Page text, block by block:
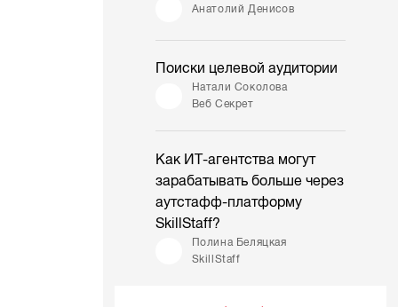
Анатолий Денисов
Поиски целевой аудитории
Натали Соколова
Веб Секрет
Как ИТ-агентства могут
зарабатывать больше через
аутстафф-платформу
SkillStaff?
Полина Беляцкая
SkillStaff